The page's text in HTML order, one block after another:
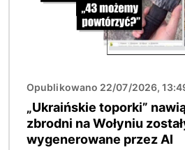
Opublikowano 22/07/2026,
„Ukraińskie toporki”
zbrodni na Wołyniu
wygenerowane przez AI